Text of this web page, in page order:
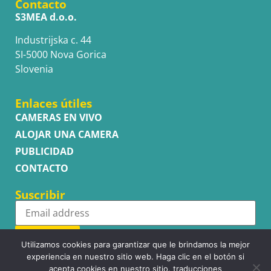
Contacto
S3MEA d.o.o.
Industrijska c. 44
SI-5000 Nova Gorica
Slovenia
Enlaces útiles
CAMERAS EN VIVO
ALOJAR UNA CAMERA
PUBLICIDAD
CONTACTO
Suscribir
Subscribe
Utilizamos cookies para garantizar que le brindamos la mejor
experiencia en nuestro sitio web. Haga clic en el botón si
acepta cookies en nuestro sitio. traducciones